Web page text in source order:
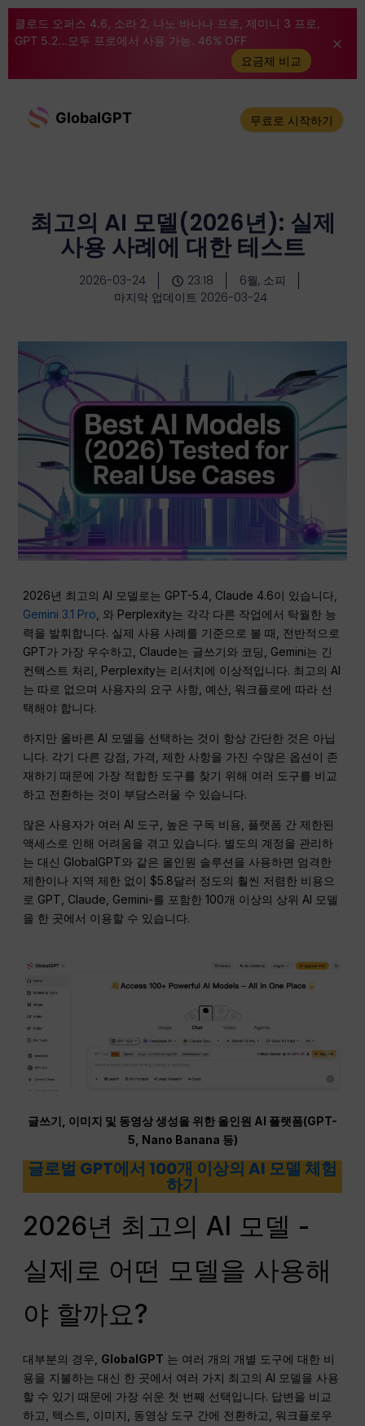
클로드 오퍼스 4.6, 소라 2, 나노 바나나 프로, 제미니 3 프로,
GPT 5.2...모두 프로에서 사용 가능. 46% OFF
요금제 비교
GlobalGPT 무료로 시작하기
최고의 AI 모델(2026년): 실제
사용 사례에 대한 테스트
2026-03-24 23:18
6월, 소피
마지막 업데이트 2026-03-24
2026년 최고의 AI 모델로는 GPT-5.4, Claude 4.6이 있습니다,
Gemini 3.1 Pro , 와 Perplexity는 각각 다른 작업에서 탁월한 능
력을 발휘합니다. 실제 사용 사례를 기준으로 볼 때, 전반적으로
GPT가 가장 우수하고, Claude는 글쓰기와 코딩, Gemini는 긴
컨텍스트 처리, Perplexity는 리서치에 이상적입니다. 최고의 AI
는 따로 없으며 사용자의 요구 사항, 예산, 워크플로에 따라 선
택해야 합니다.
하지만 올바른 AI 모델을 선택하는 것이 항상 간단한 것은 아닙
니다. 각기 다른 강점, 가격, 제한 사항을 가진 수많은 옵션이 존
재하기 때문에 가장 적합한 도구를 찾기 위해 여러 도구를 비교
하고 전환하는 것이 부담스러울 수 있습니다.
많은 사용자가 여러 AI 도구, 높은 구독 비용, 플랫폼 간 제한된
액세스로 인해 어려움을 겪고 있습니다. 별도의 계정을 관리하
는 대신 GlobalGPT와 같은 올인원 솔루션을 사용하면 엄격한
제한이나 지역 제한 없이 $5.8달러 정도의 훨씬 저렴한 비용으
로 GPT, Claude, Gemini-를 포함한 100개 이상의 상위 AI 모델
을 한 곳에서 이용할 수 있습니다.
글쓰기, 이미지 및 동영상 생성을 위한 올인원 AI 플랫폼(GPT-
5, Nano Banana 등)
글로벌 GPT에서 100개 이상의 AI 모델 체험
하기
2026년 최고의 AI 모델 -
실제로 어떤 모델을 사용해
야 할까요?
대부분의 경우, GlobalGPT 는 여러 개의 개별 도구에 대한 비
용을 지불하는 대신 한 곳에서 여러 가지 최고의 AI 모델을 사용
할 수 있기 때문에 가장 쉬운 첫 번째 선택입니다. 답변을 비교
하고, 텍스트, 이미지, 동영상 도구 간에 전환하고, 워크플로우